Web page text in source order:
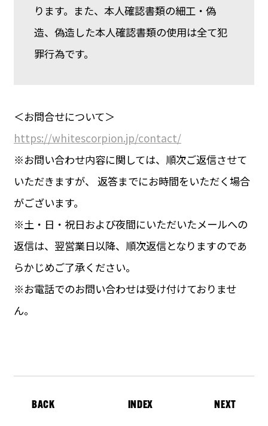
ります。また、本人確認書類の細工・偽
造、偽造した本人確認書類の使用は全て犯
罪行為です。
＜お問合せについて＞
https://whitescorpion.jp/contact/
※お問い合わせ内容に関しては、順次ご返信させて
いただきますが、 返答までにお時間をいただく場合
がございます。
※土・日・祝日および夜間にいただいたメールへの
返信は、翌営業日以降、順次返信となりますのであ
らかじめご了承ください。
※お電話でのお問い合わせは受け付けておりませ
ん。
BACK INDEX NEXT